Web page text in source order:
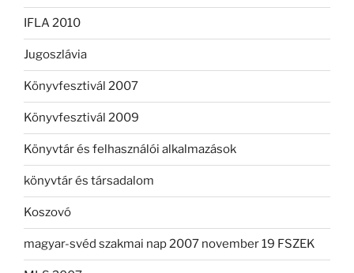
IFLA 2010
Jugoszlávia
Könyvfesztivál 2007
Könyvfesztivál 2009
Könyvtár és felhasználói alkalmazások
könyvtár és társadalom
Koszovó
magyar-svéd szakmai nap 2007 november 19 FSZEK